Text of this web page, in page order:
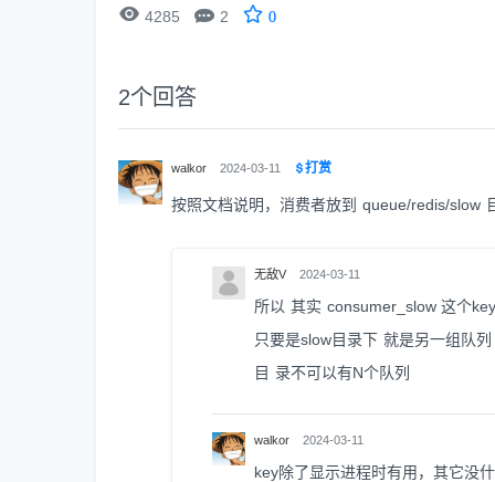
 4285  2 0
2个回答
walkor 2024-03-11 打赏
按照文档说明，消费者放到 queue/redis/slow
无敌V 2024-03-11
所以 其实 consumer_slow 这个
只要是slow目录下 就是另一组队列
目 录不可以有N个队列
walkor 2024-03-11
key除了显示进程时有用，其它没